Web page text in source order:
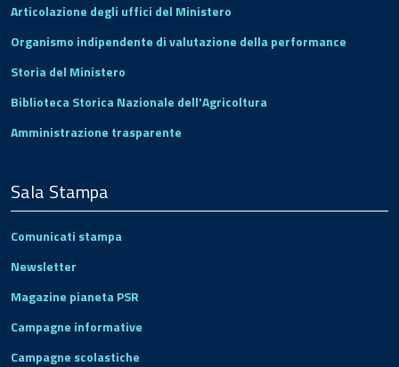
Articolazione degli uffici del Ministero
Organismo indipendente di valutazione della performance
Storia del Ministero
Biblioteca Storica Nazionale dell'Agricoltura
Amministrazione trasparente
Sala Stampa
Comunicati stampa
Newsletter
Magazine pianeta PSR
Campagne informative
Campagne scolastiche